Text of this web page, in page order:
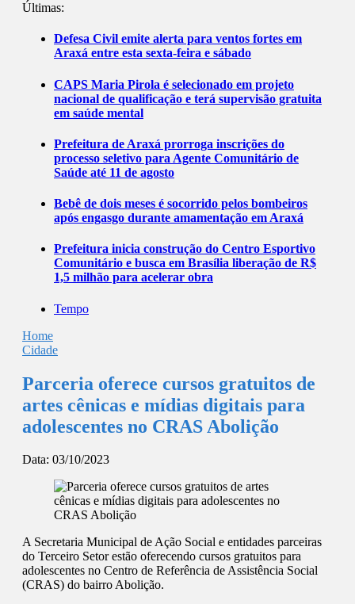
Últimas:
Defesa Civil emite alerta para ventos fortes em
Araxá entre esta sexta-feira e sábado
CAPS Maria Pirola é selecionado em projeto
nacional de qualificação e terá supervisão gratuita
em saúde mental
Prefeitura de Araxá prorroga inscrições do
processo seletivo para Agente Comunitário de
Saúde até 11 de agosto
Bebê de dois meses é socorrido pelos bombeiros
após engasgo durante amamentação em Araxá
Prefeitura inicia construção do Centro Esportivo
Comunitário e busca em Brasília liberação de R$
1,5 milhão para acelerar obra
Tempo
Home
Cidade
Parceria oferece cursos gratuitos de
artes cênicas e mídias digitais para
adolescentes no CRAS Abolição
Data: 03/10/2023
A Secretaria Municipal de Ação Social e entidades parceiras
do Terceiro Setor estão oferecendo cursos gratuitos para
adolescentes no Centro de Referência de Assistência Social
(CRAS) do bairro Abolição.